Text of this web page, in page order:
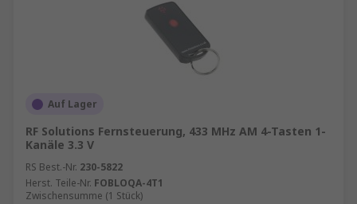
Auf Lager
RF Solutions Fernsteuerung, 433 MHz AM 4-Tasten 1-
Kanäle 3.3 V
RS Best.-Nr. 230-5822
Herst. Teile-Nr. FOBLOQA-4T1
Zwischensumme (1 Stück)